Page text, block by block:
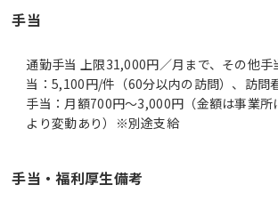
手当
通勤手当 上限31,000円／月まで、その他手
当：5,100円/件（60分以内の訪問）、訪問
手当：月額700円～3,000円（金額は事業所
より変動あり）※別途支給
手当・福利厚生備考